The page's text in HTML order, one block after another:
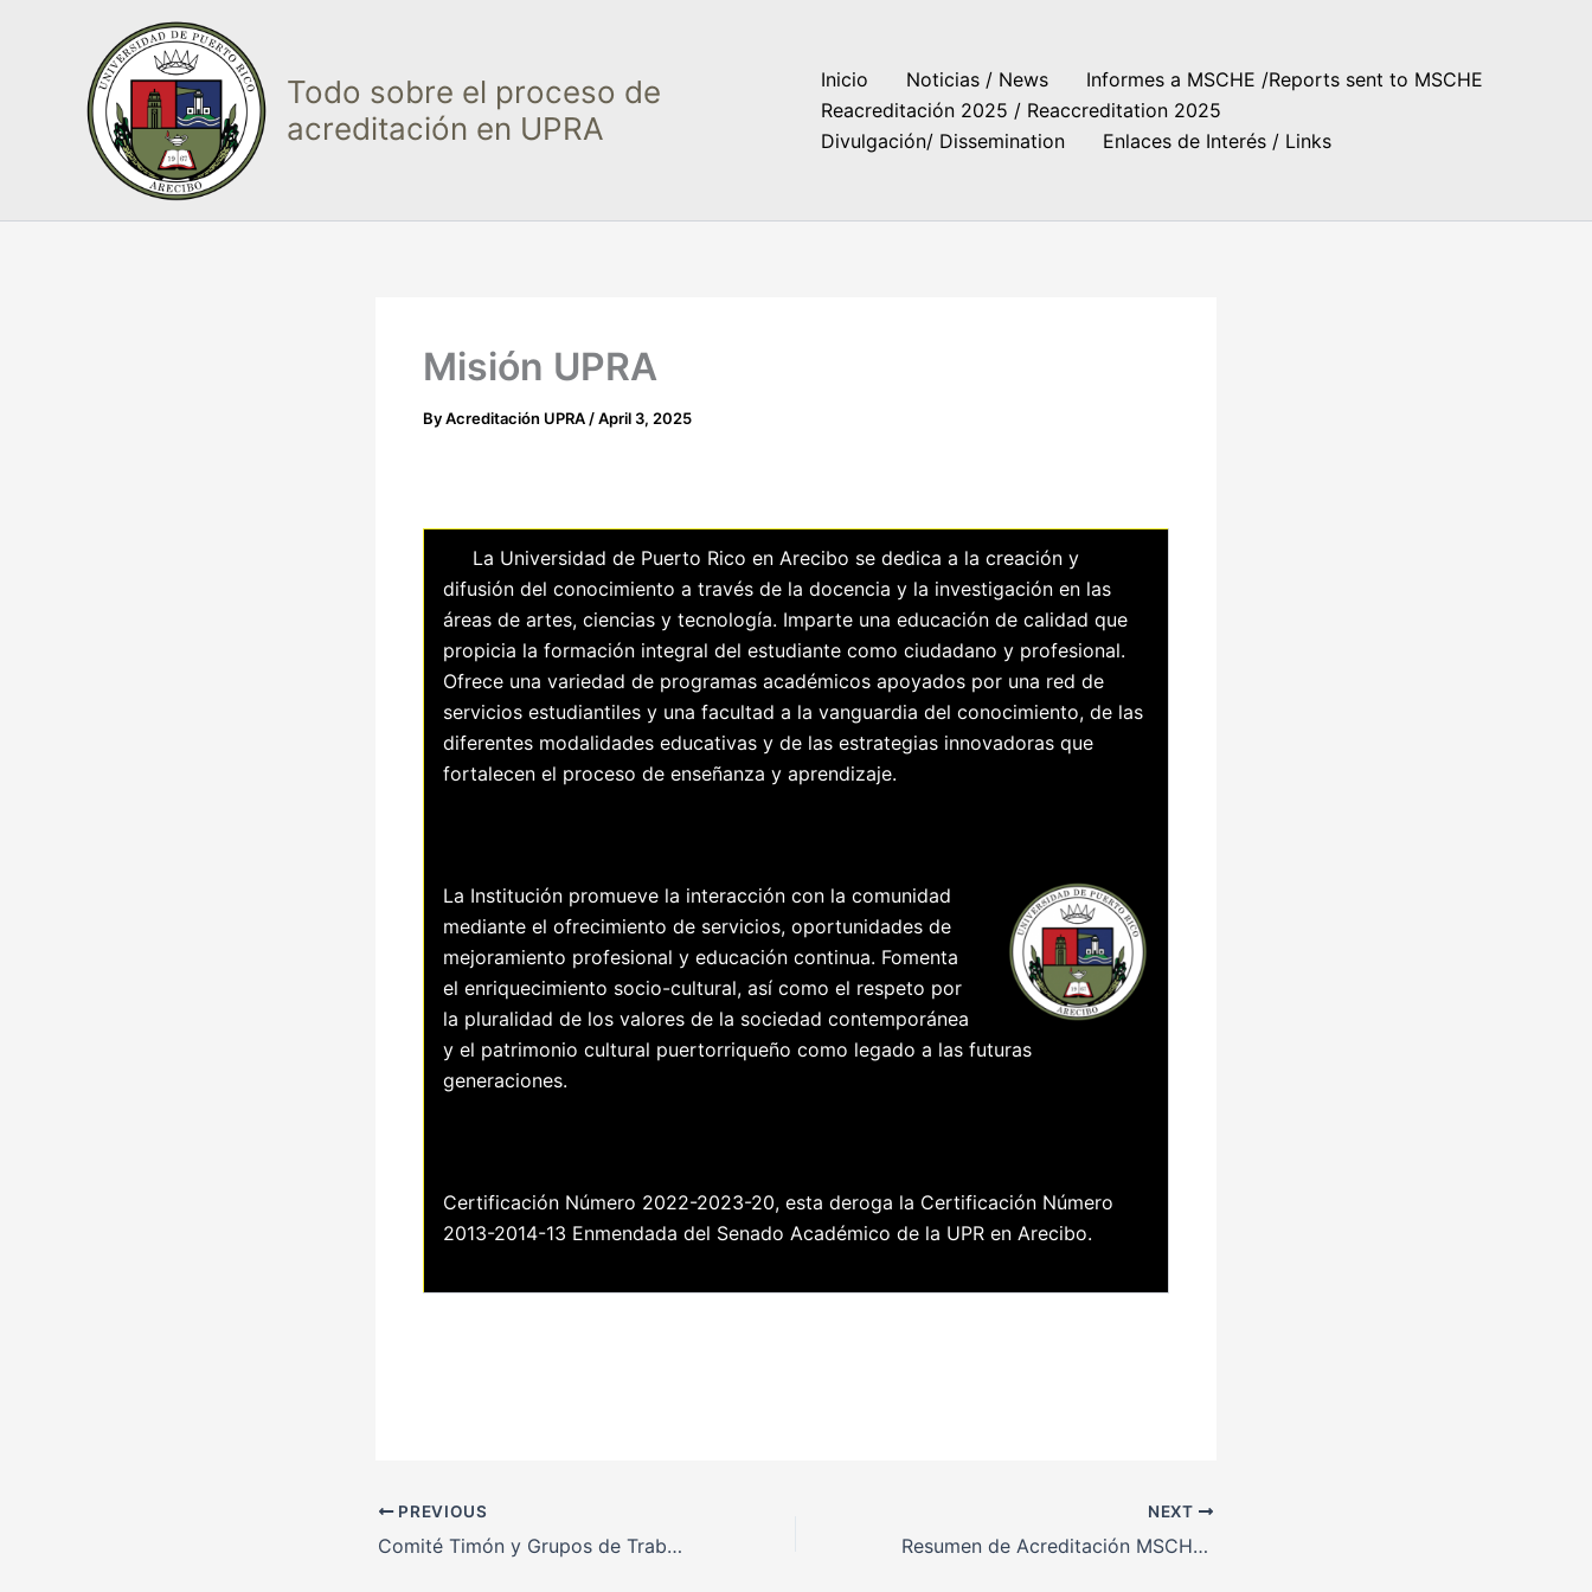
Todo sobre el proceso de
acreditación en UPRA
Inicio Noticias / News
Informes a MSCHE /Reports sent to MSCHE
Reacreditación 2025 / Reaccreditation 2025
Divulgación/ Dissemination
Enlaces de Interés / Links
Misión UPRA
ByAcreditación UPRA/April 3, 2025
La Universidad de Puerto Rico en Arecibo se dedica a la creación y
difusión del conocimiento a través de la docencia y la investigación en las
áreas de artes, ciencias y tecnología. Imparte una educación de calidad que
propicia la formación integral del estudiante como ciudadano y profesional.
Ofrece una variedad de programas académicos apoyados por una red de
servicios estudiantiles y una facultad a la vanguardia del conocimiento, de las
diferentes modalidades educativas y de las estrategias innovadoras que
fortalecen el proceso de enseñanza y aprendizaje.
La Institución promueve la interacción con la comunidad
mediante el ofrecimiento de servicios, oportunidades de
mejoramiento profesional y educación continua. Fomenta
el enriquecimiento socio-cultural, así como el respeto por
la pluralidad de los valores de la sociedad contemporánea
y el patrimonio cultural puertorriqueño como legado a las futuras
generaciones.
Certificación Número 2022-2023-20, esta deroga la Certificación Número
2013-2014-13 Enmendada del Senado Académico de la UPR en Arecibo.
PREVIOUS
Comité Timón y Grupos de Trabajo
NEXT
Resumen de Acreditación MSCHE de la UPRA